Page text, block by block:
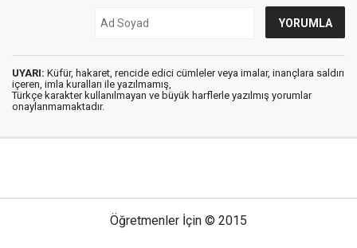
UYARI: Küfür, hakaret, rencide edici cümleler veya imalar, inançlara saldırı
içeren, imla kuralları ile yazılmamış,
Türkçe karakter kullanılmayan ve büyük harflerle yazılmış yorumlar
onaylanmamaktadır.
Öğretmenler İçin © 2015